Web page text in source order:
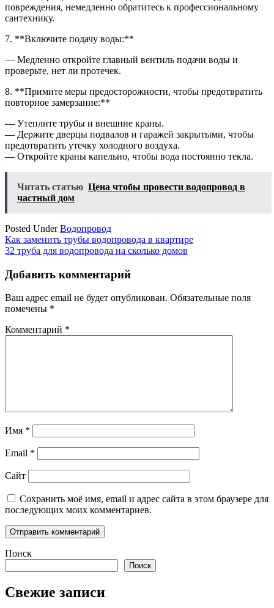
повреждения, немедленно обратитесь к профессиональному
сантехнику.
7. **Включите подачу воды:**
— Медленно откройте главный вентиль подачи воды и
проверьте, нет ли протечек.
8. **Примите меры предосторожности, чтобы предотвратить
повторное замерзание:**
— Утеплите трубы и внешние краны.
— Держите дверцы подвалов и гаражей закрытыми, чтобы
предотвратить утечку холодного воздуха.
— Откройте краны капельно, чтобы вода постоянно текла.
Читать статью Цена чтобы провести водопровод в
частный дом
Posted UnderВодопровод
Навигация
по
записям
Как заменить трубы водопровода в квартире
32 труба для водопровода на сколько домов
Добавить комментарий
Ваш адрес email не будет опубликован. Обязательные поля
помечены *
Комментарий *
Имя *
Email *
Сайт
Сохранить моё имя, email и адрес сайта в этом браузере для
последующих моих комментариев.
Поиск
Поиск
Свежие записи